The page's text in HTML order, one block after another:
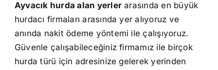
Ayvacık hurda alan yerlerarasında en büyük
hurdacı firmaları arasında yer alıyoruz ve
anında nakit ödeme yöntemi ile çalışıyoruz.
Güvenle çalışabileceğiniz firmamız ile birçok
hurda türü için adresinize gelerek yerinden